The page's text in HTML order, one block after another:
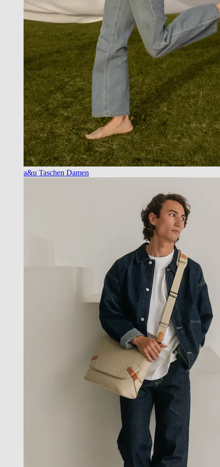
a&u Taschen Damen